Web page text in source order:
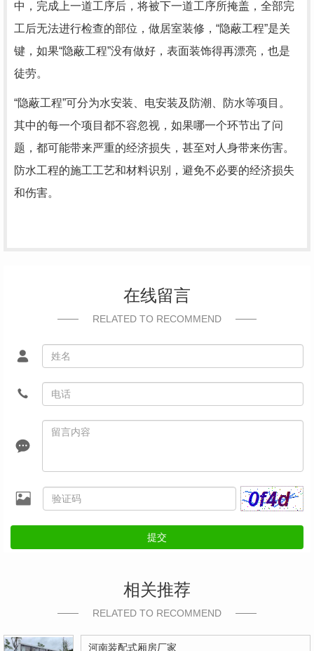
中，完成上一道工序后，将被下一道工序所掩盖，全部完
工后无法进行检查的部位，做居室装修，“隐蔽工程”是关
键，如果“隐蔽工程”没有做好，表面装饰得再漂亮，也是
徒劳。
“隐蔽工程”可分为水安装、电安装及防潮、防水等项目。
其中的每一个项目都不容忽视，如果哪一个环节出了问
题，都可能带来严重的经济损失，甚至对人身带来伤害。
防水工程的施工工艺和材料识别，避免不必要的经济损失
和伤害。
在线留言
RELATED TO RECOMMEND
提交
相关推荐
RELATED TO RECOMMEND
河南装配式厢房厂家